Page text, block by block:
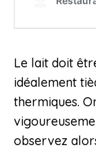
Le lait doit
idéalement
thermiques.
observez